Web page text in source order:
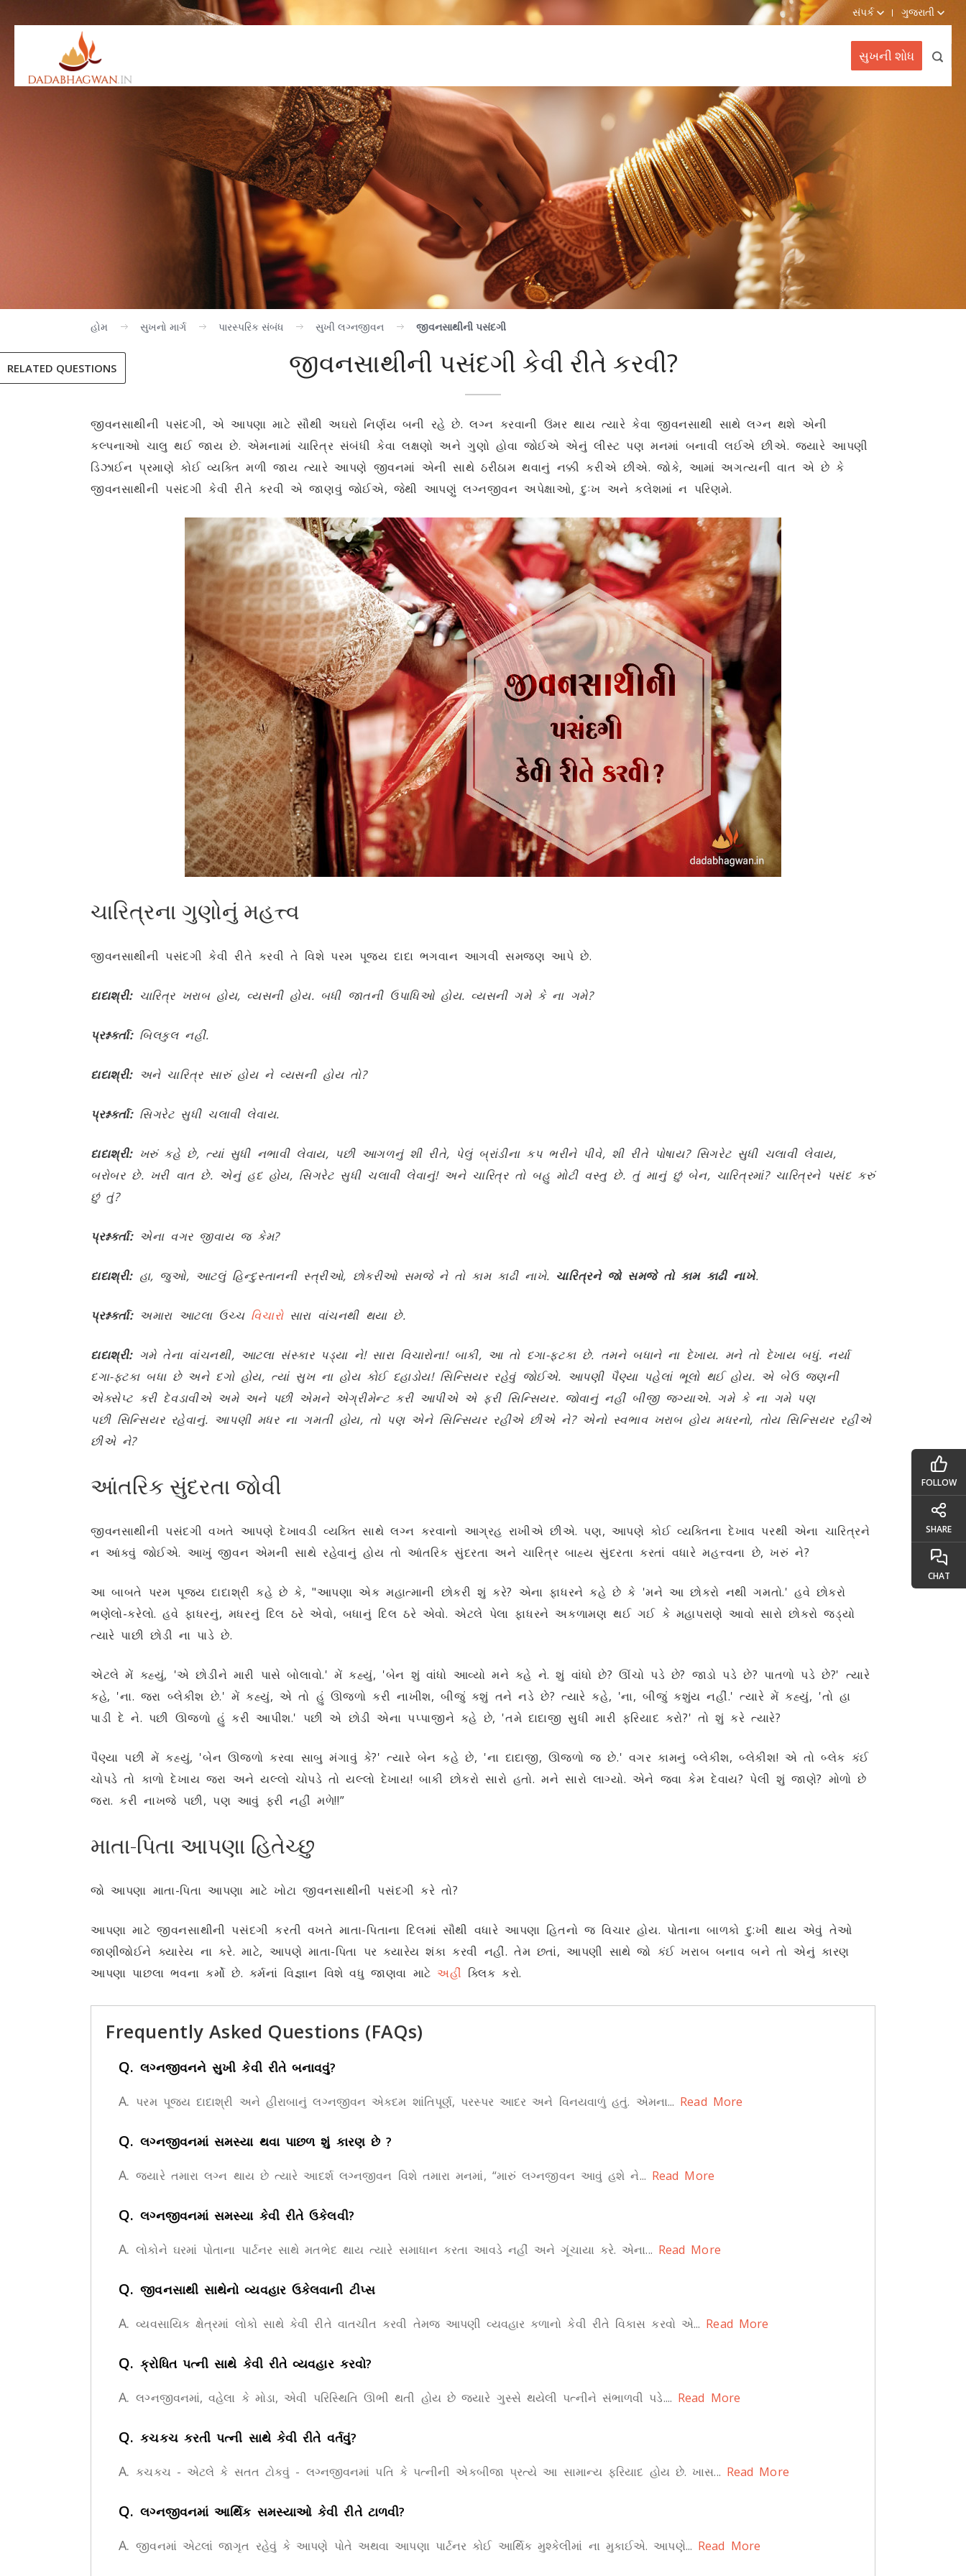
સંપર્ક ગુજરાતી
સુખની શોધ
RELATED QUESTIONS
હોમ સુખનો માર્ગ પારસ્પરિક સંબંધ સુખી લગ્નજીવન જીવનસાથીની પસંદગી
જીવનસાથીની પસંદગી કેવી રીતે કરવી?
જીવનસાથીની પસંદગી, એ આપણા માટે સૌથી અઘરો નિર્ણય બની રહે છે. લગ્ન કરવાની ઉંમર થાય ત્યારે કેવા જીવનસાથી સાથે લગ્ન થશે એની
કલ્પનાઓ ચાલુ થઈ જાય છે. એમનામાં ચારિત્ર સંબંધી કેવા લક્ષણો અને ગુણો હોવા જોઈએ એનું લીસ્ટ પણ મનમાં બનાવી લઈએ છીએ. જ્યારે આપણી
ડિઝાઈન પ્રમાણે કોઈ વ્યક્તિ મળી જાય ત્યારે આપણે જીવનમાં એની સાથે ઠરીઠામ થવાનું નક્કી કરીએ છીએ. જોકે, આમાં અગત્યની વાત એ છે કે
જીવનસાથીની પસંદગી કેવી રીતે કરવી એ જાણવું જોઈએ, જેથી આપણું લગ્નજીવન અપેક્ષાઓ, દુઃખ અને કલેશમાં ન પરિણમે.
ચારિત્રના ગુણોનું મહત્ત્વ
જીવનસાથીની પસંદગી કેવી રીતે કરવી તે વિશે પરમ પૂજ્ય દાદા ભગવાન આગવી સમજણ આપે છે.
દાદાશ્રી: ચારિત્ર ખરાબ હોય, વ્યસની હોય. બધી જાતની ઉપાધિઓ હોય. વ્યસની ગમે કે ના ગમે?
પ્રશ્નકર્તા: બિલકુલ નહીં.
દાદાશ્રી: અને ચારિત્ર સારું હોય ને વ્યસની હોય તો?
પ્રશ્નકર્તા: સિગરેટ સુધી ચલાવી લેવાય.
દાદાશ્રી: ખરું કહે છે, ત્યાં સુધી નભાવી લેવાય, પછી આગળનું શી રીતે, પેલું બ્રાંડીના કપ ભરીને પીવે, શી રીતે પોષાય? સિગરેટ સુધી ચલાવી લેવાય,
બરોબર છે. ખરી વાત છે. એનું હદ હોય, સિગરેટ સુધી ચલાવી લેવાનું! અને ચારિત્ર તો બહુ મોટી વસ્તુ છે. તું માનું છું બેન, ચારિત્રમાં? ચારિત્રને પસંદ કરું
છું તું?
પ્રશ્નકર્તા: એના વગર જીવાય જ કેમ?
દાદાશ્રી: હા, જુઓ, આટલું હિન્દુસ્તાનની સ્ત્રીઓ, છોકરીઓ સમજે ને તો કામ કાઢી નાખે. ચારિત્રને જો સમજે તો કામ કાઢી નાખે.
પ્રશ્નકર્તા: અમારા આટલા ઉચ્ચ વિચારો સારા વાંચનથી થયા છે.
દાદાશ્રી: ગમે તેના વાંચનથી, આટલા સંસ્કાર પડ્યા ને! સારા વિચારોના! બાકી, આ તો દગા-ફટકા છે. તમને બધાને ના દેખાય. મને તો દેખાય બધું. નર્યા
દગા-ફટકા બધા છે અને દગો હોય, ત્યાં સુખ ના હોય કોઈ દહાડોય! સિન્સિયર રહેવું જોઈએ. આપણી પૈણ્યા પહેલાં ભૂલો થઈ હોય. એ બેઉ જણની
એક્સેપ્ટ કરી દેવડાવીએ અમે અને પછી એમને એગ્રીમેન્ટ કરી આપીએ એ ફરી સિન્સિયર. જોવાનું નહીં બીજી જગ્યાએ. ગમે કે ના ગમે પણ
પછી સિન્સિયર રહેવાનું. આપણી મધર ના ગમતી હોય, તો પણ એને સિન્સિયર રહીએ છીએ ને? એનો સ્વભાવ ખરાબ હોય મધરનો, તોય સિન્સિયર રહીએ
છીએ ને?
આંતરિક સુંદરતા જોવી
જીવનસાથીની પસંદગી વખતે આપણે દેખાવડી વ્યક્તિ સાથે લગ્ન કરવાનો આગ્રહ રાખીએ છીએ. પણ, આપણે કોઈ વ્યક્તિના દેખાવ પરથી એના ચારિત્રને
ન આંકવું જોઈએ. આખું જીવન એમની સાથે રહેવાનું હોય તો આંતરિક સુંદરતા અને ચારિત્ર બાહ્ય સુંદરતા કરતાં વધારે મહત્ત્વના છે, ખરું ને?
આ બાબતે પરમ પૂજ્ય દાદાશ્રી કહે છે કે, "આપણા એક મહાત્માની છોકરી શું કરે? એના ફાધરને કહે છે કે 'મને આ છોકરો નથી ગમતો.' હવે છોકરો
ભણેલો-કરેલો. હવે ફાધરનું, મધરનું દિલ ઠરે એવો, બધાનું દિલ ઠરે એવો. એટલે પેલા ફાધરને અકળામણ થઈ ગઈ કે મહાપરાણે આવો સારો છોકરો જડ્યો
ત્યારે પાછી છોડી ના પાડે છે.
એટલે મેં કહ્યું, 'એ છોડીને મારી પાસે બોલાવો.' મેં કહ્યું, 'બેન શું વાંધો આવ્યો મને કહે ને. શું વાંધો છે? ઊંચો પડે છે? જાડો પડે છે? પાતળો પડે છે?' ત્યારે
કહે, 'ના. જરા બ્લેકીશ છે.' મેં કહ્યું, એ તો હું ઊજળો કરી નાખીશ, બીજું કશું તને નડે છે? ત્યારે કહે, 'ના, બીજું કશુંય નહીં.' ત્યારે મેં કહ્યું, 'તો હા
પાડી દે ને. પછી ઊજળો હું કરી આપીશ.' પછી એ છોડી એના પપ્પાજીને કહે છે, 'તમે દાદાજી સુધી મારી ફરિયાદ કરો?' તો શું કરે ત્યારે?
પૈણ્યા પછી મેં કહ્યું, 'બેન ઊજળો કરવા સાબુ મંગાવું કે?' ત્યારે બેન કહે છે, 'ના દાદાજી, ઊજળો જ છે.' વગર કામનું બ્લેકીશ, બ્લેકીશ! એ તો બ્લેક કંઈ
ચોપડે તો કાળો દેખાય જરા અને યલ્લો ચોપડે તો યલ્લો દેખાય! બાકી છોકરો સારો હતો. મને સારો લાગ્યો. એને જવા કેમ દેવાય? પેલી શું જાણે? મોળો છે
જરા. કરી નાખજે પછી, પણ આવું ફરી નહીં મળે!!”
માતા-પિતા આપણા હિતેચ્છુ
જો આપણા માતા-પિતા આપણા માટે ખોટા જીવનસાથીની પસંદગી કરે તો?
આપણા માટે જીવનસાથીની પસંદગી કરતી વખતે માતા-પિતાના દિલમાં સૌથી વધારે આપણા હિતનો જ વિચાર હોય. પોતાના બાળકો દુ:ખી થાય એવું તેઓ
જાણીજોઈને ક્યારેય ના કરે. માટે, આપણે માતા-પિતા પર ક્યારેય શંકા કરવી નહીં. તેમ છતાં, આપણી સાથે જો કંઈ ખરાબ બનાવ બને તો એનું કારણ
આપણા પાછલા ભવના કર્મો છે. કર્મનાં વિજ્ઞાન વિશે વધુ જાણવા માટે અહીં ક્લિક કરો.
Frequently Asked Questions (FAQs)
Q.લગ્નજીવનને સુખી કેવી રીતે બનાવવું?
A. પરમ પૂજ્ય દાદાશ્રી અને હીરાબાનું લગ્નજીવન એકદમ શાંતિપૂર્ણ, પરસ્પર આદર અને વિનયવાળું હતું. એમના... Read More
Q.લગ્નજીવનમાં સમસ્યા થવા પાછળ શું કારણ છે ?
A.જ્યારે તમારા લગ્ન થાય છે ત્યારે આદર્શ લગ્નજીવન વિશે તમારા મનમાં, “મારું લગ્નજીવન આવું હશે ને... Read More
Q.લગ્નજીવનમાં સમસ્યા કેવી રીતે ઉકેલવી?
A.લોકોને ઘરમાં પોતાના પાર્ટનર સાથે મતભેદ થાય ત્યારે સમાધાન કરતા આવડે નહીં અને ગૂંચાયા કરે. એના... Read More
Q.જીવનસાથી સાથેનો વ્યવહાર ઉકેલવાની ટીપ્સ
A.વ્યવસાયિક ક્ષેત્રમાં લોકો સાથે કેવી રીતે વાતચીત કરવી તેમજ આપણી વ્યવહાર કળાનો કેવી રીતે વિકાસ કરવો એ... Read More
Q.ક્રોધિત પત્ની સાથે કેવી રીતે વ્યવહાર કરવો?
A.લગ્નજીવનમાં, વહેલા કે મોડા, એવી પરિસ્થિતિ ઊભી થતી હોય છે જ્યારે ગુસ્સે થયેલી પત્નીને સંભાળવી પડે.... Read More
Q.કચકચ કરતી પત્ની સાથે કેવી રીતે વર્તવું?
A. કચકચ - એટલે કે સતત ટોકવું - લગ્નજીવનમાં પતિ કે પત્નીની એકબીજા પ્રત્યે આ સામાન્ય ફરિયાદ હોય છે. ખાસ... Read More
Q.લગ્નજીવનમાં આર્થિક સમસ્યાઓ કેવી રીતે ટાળવી?
A.જીવનમાં એટલાં જાગૃત રહેવું કે આપણે પોતે અથવા આપણા પાર્ટનર કોઈ આર્થિક મુશ્કેલીમાં ના મુકાઈએ. આપણે... Read More
FOLLOW
SHARE
CHAT